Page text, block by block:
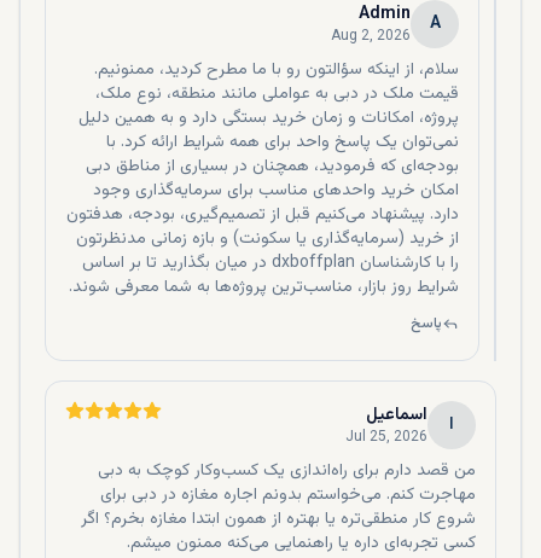
موقعیت استراتژیک دبی
دبی به عنوان یک مرکز تجاری بین‌المللی با دسترسی به بازارهای
آسیا، اروپا و آفریقا، موقعیت جغرافیایی بی‌نظیری دارد. این شهر با
داشتن یکی از بزرگترین فرودگاه‌های بین‌المللی جهان و بندری
پرترافیک، به هاب حمل‌ونقل و تجارت جهانی تبدیل شده است.
برای خریداران املاک، این موقعیت استراتژیک به معنای پتانسیل
بالای رشد سرمایه‌گذاری است.
معافیت‌های مالیاتی
یکی از جذاب‌ترین مزایای خرید آپارتمان در دبی، معافیت‌های
مالیاتی است. دبی هیچ‌گونه مالیات بر درآمد، مالیات بر املاک یا
مالیات بر سود سرمایه‌ای را اعمال نمی‌کند. این امر باعث شده تا
دبی به بهشتی مالیاتی برای سرمایه‌گذاران بین‌المللی تبدیل شود.
علاوه بر این، امکان دریافت وام‌های بانکی با شرایط مناسب و
بهره‌های پایین نیز برای خریداران فراهم است.
دیگر مزایای خرید آپارتمان در دبی
تورم کشور امارات کم است.
A
Admin
Aug 2, 2026
سلام، از اینکه سؤالتون رو با ما مطرح کردید، ممنونیم.
قیمت ملک در دبی به عواملی مانند منطقه، نوع ملک،
پروژه، امکانات و زمان خرید بستگی دارد و به همین دلیل
نمی‌توان یک پاسخ واحد برای همه شرایط ارائه کرد. با
بودجه‌ای که فرمودید، همچنان در بسیاری از مناطق دبی
امکان خرید واحدهای مناسب برای سرمایه‌گذاری وجود
دارد. پیشنهاد می‌کنیم قبل از تصمیم‌گیری، بودجه، هدفتون
از خرید (سرمایه‌گذاری یا سکونت) و بازه زمانی مدنظرتون
را با کارشناسان dxboffplan در میان بگذارید تا بر اساس
شرایط روز بازار، مناسب‌ترین پروژه‌ها به شما معرفی شوند.
پاسخ
ا اسماعیل
Jul 25, 2026
من قصد دارم برای راه‌اندازی یک کسب‌وکار کوچک به دبی
مهاجرت کنم. می‌خواستم بدونم اجاره مغازه در دبی برای
شروع کار منطقی‌تره یا بهتره از همون ابتدا مغازه بخرم؟ اگر
کسی تجربه‌ای داره یا راهنمایی می‌کنه ممنون میشم.